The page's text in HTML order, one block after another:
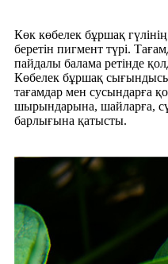
Көк көбелек бұршақ
беретін пигмент түрі.
пайдалы балама ретінде
Көбелек бұршақ
тағамдар мен сусындарға
шырындарына, шайларға,
барлығына қатысты.